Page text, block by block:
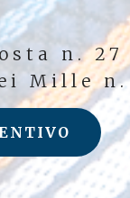
n. 27
Mille n.